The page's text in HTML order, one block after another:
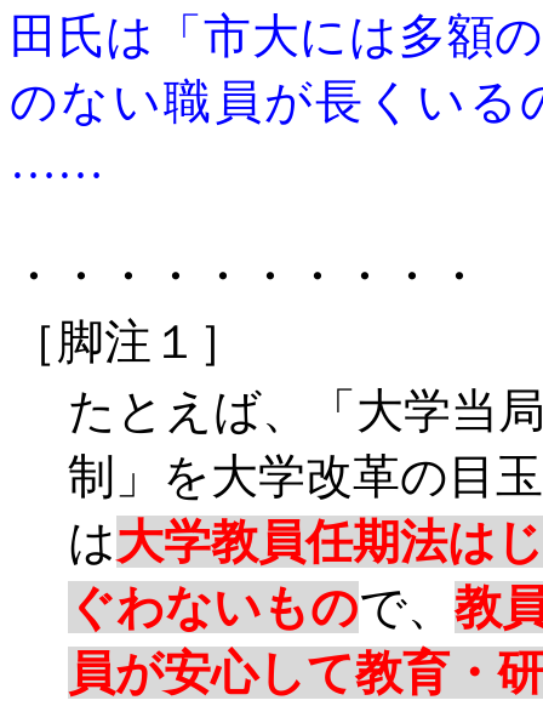
田氏は「市大には多額
のない職員が長くいる
……
・・・・・・・・・・
［脚注１］
たとえば、「大学当
制」を大学改革の目
は大学教員任期法は
ぐわないもので、教
員が安心して教育・